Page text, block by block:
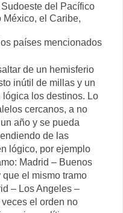
del Pacífico
México, el Caribe,
países mencionados
de un hemisferio
inútil de millas y un
los destinos. Lo
cercanos, a no
año y se pueda
de las
lógico, por ejemplo
Madrid – Buenos
el mismo tramo
– Los Angeles –
el orden no